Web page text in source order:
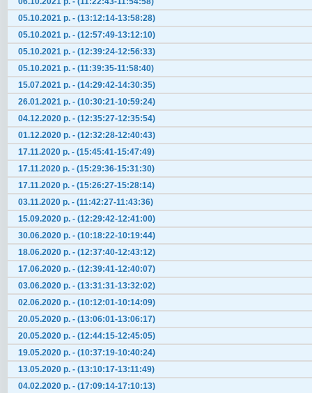
05.10.2021 р. - (13:12:14-13:58:28)
05.10.2021 р. - (12:57:49-13:12:10)
05.10.2021 р. - (12:39:24-12:56:33)
05.10.2021 р. - (11:39:35-11:58:40)
15.07.2021 р. - (14:29:42-14:30:35)
26.01.2021 р. - (10:30:21-10:59:24)
04.12.2020 р. - (12:35:27-12:35:54)
01.12.2020 р. - (12:32:28-12:40:43)
17.11.2020 р. - (15:45:41-15:47:49)
17.11.2020 р. - (15:29:36-15:31:30)
17.11.2020 р. - (15:26:27-15:28:14)
03.11.2020 р. - (11:42:27-11:43:36)
15.09.2020 р. - (12:29:42-12:41:00)
30.06.2020 р. - (10:18:22-10:19:44)
18.06.2020 р. - (12:37:40-12:43:12)
17.06.2020 р. - (12:39:41-12:40:07)
03.06.2020 р. - (13:31:31-13:32:02)
02.06.2020 р. - (10:12:01-10:14:09)
20.05.2020 р. - (13:06:01-13:06:17)
20.05.2020 р. - (12:44:15-12:45:05)
19.05.2020 р. - (10:37:19-10:40:24)
13.05.2020 р. - (13:10:17-13:11:49)
04.02.2020 р. - (17:09:14-17:10:13)